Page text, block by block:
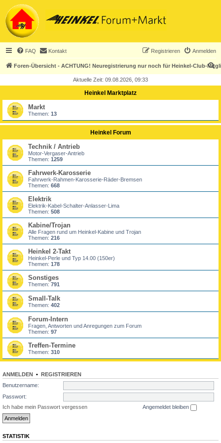
FAQ Kontakt Anmelden
Registrieren
Foren-Übersicht - ACHTUNG! Neuregistrierung nur noch für Heinkel-Club-
S
h
Aktuelle Zeit: 09.08.2026, 09:33
Heinkel Marktplatz
Markt
Themen: 13
Heinkel Forum
Technik / Antrieb
Motor-Vergaser-Antrieb
Themen: 1259
Fahrwerk-Karosserie
Fahrwerk-Rahmen-Karosserie-Räder-Bremsen
Themen: 668
Elektrik
Elektrik-Kabel-Schalter-Anlasser-Lima
Themen: 508
Kabine/Trojan
Alle Fragen rund um Heinkel-Kabine und Trojan
Themen: 216
Heinkel 2-Takt
Heinkel-Perle und Typ 14.00 (150er)
Themen: 178
Sonstiges
Themen: 791
Small-Talk
Themen: 402
Forum-Intern
Fragen, Antworten und Anregungen zum Forum
Themen: 97
Treffen-Termine
Themen: 310
ANMELDEN • REGISTRIEREN
Benutzername:
Passwort:
Ich habe mein Passwort vergessen
Angemeldet bleiben
STATISTIK